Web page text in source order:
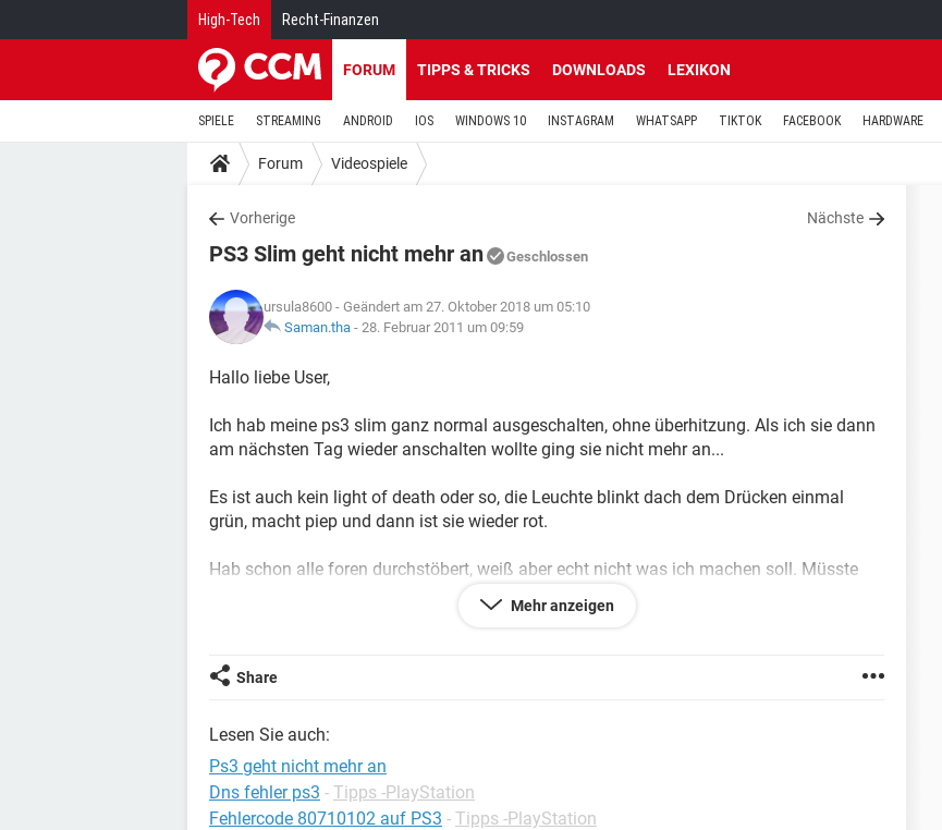
High-Tech Recht-Finanzen
FORUM TIPPS & TRICKS DOWNLOADS LEXIKON
SPIELE STREAMING ANDROID IOS WINDOWS 10 INSTAGRAM WHATSAPP TIKTOK FACEBOOK HARDWARE
Forum Videospiele
Vorherige Nächste
PS3 Slim geht nicht mehr an Geschlossen
ursula8600 - Geändert am 27. Oktober 2018 um 05:10
Saman.tha - 28. Februar 2011 um 09:59
Hallo liebe User,
Ich hab meine ps3 slim ganz normal ausgeschalten, ohne überhitzung. Als ich sie dann
am nächsten Tag wieder anschalten wollte ging sie nicht mehr an...
Es ist auch kein light of death oder so, die Leuchte blinkt dach dem Drücken einmal
grün, macht piep und dann ist sie wieder rot.
Hab schon alle foren durchstöbert, weiß aber echt nicht was ich machen soll. Müsste
Grüße
Mehr anzeigen
Share
Lesen Sie auch:
Ps3 geht nicht mehr an
Dns fehler ps3 - Tipps -PlayStation
Fehlercode 80710102 auf PS3 - Tipps -PlayStation